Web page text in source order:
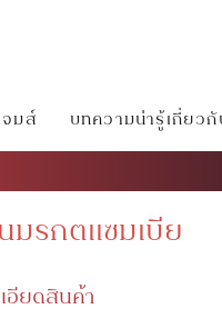
จมส์ บทความน่ารู้เกี่ย
รกตเเซมเบีย
อียดสินค้า